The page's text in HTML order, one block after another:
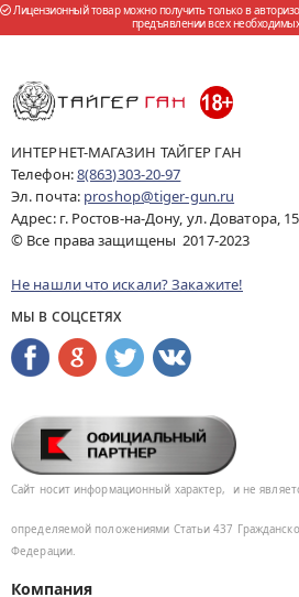
Лицензионный товар можно получить только в
предъявлении всех
ИНТЕРНЕТ-МАГАЗИН ТАЙГЕР ГАН
Телефон:8(863)303-20-97
Эл. почта: proshop@tiger-gun.ru
Адрес: г. Ростов-на-Дону, ул. Доватора,
© Все права защищены 2017-2023
Не нашли что искали? Закажите!
МЫ В СОЦСЕТЯХ
Сайт носит информационный характер, и не
определяемой положениями Статьи 437
Федерации.
Компания